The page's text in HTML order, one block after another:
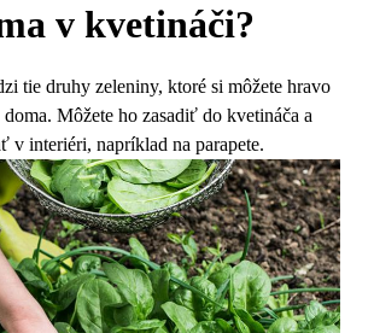
v kvetináči?
tie druhy zeleniny, ktoré si môžete hravo
Môžete ho zasadiť do kvetináča a
v interiéri, napríklad na parapete.